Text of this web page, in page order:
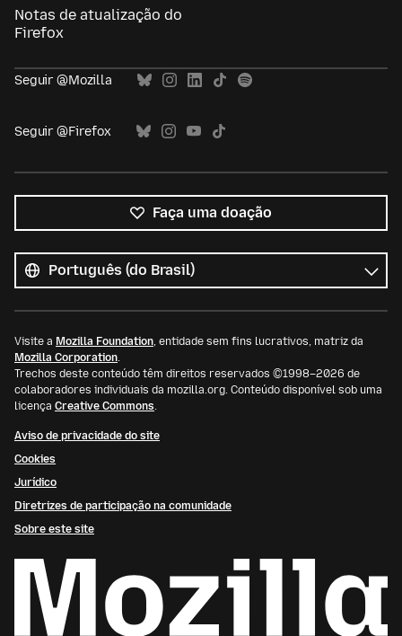
Notas de atualização do
Firefox
Seguir @Mozilla
Seguir @Firefox
Faça uma doação
os
idiomas
Idioma
Visite a Mozilla Foundation, entidade sem fins lucrativos, matriz da
Mozilla Corporation.
Trechos deste conteúdo têm direitos reservados ©1998–2026 de
colaboradores individuais da mozilla.org. Conteúdo disponível sob uma
licença Creative Commons.
Aviso de privacidade do site
Cookies
Jurídico
Diretrizes de participação na comunidade
Sobre este site